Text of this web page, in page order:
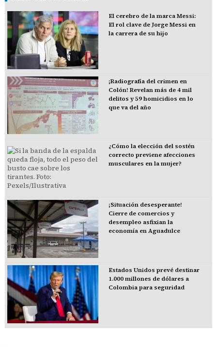
El cerebro de la marca Messi:
El rol clave de Jorge Messi en
la carrera de su hijo
¡Radiografía del crimen en
Colón! Revelan más de 4 mil
delitos y 59 homicidios en lo
que va del año
¿Cómo la elección del sostén
correcto previene afecciones
musculares en la mujer?
¡Situación desesperante!
Cierre de comercios y
desempleo asfixian la
economía en Aguadulce
Estados Unidos prevé destinar
1.000 millones de dólares a
Colombia para seguridad